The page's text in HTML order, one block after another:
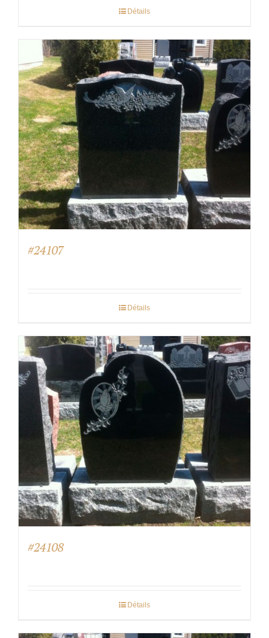
Détails
#24107
Détails
#24108
Détails